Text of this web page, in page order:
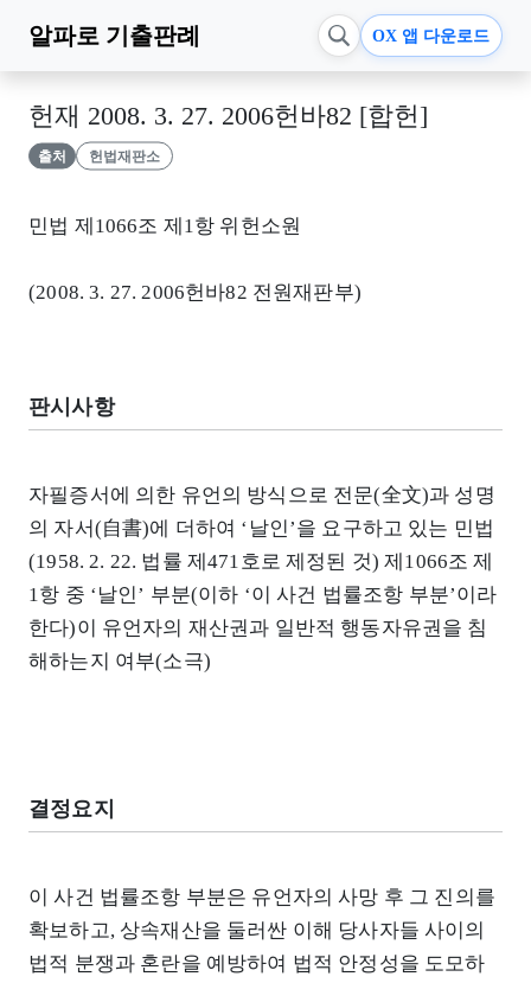
알파로 기출판례 OX 앱 다운로드
헌재 2008. 3. 27. 2006헌바82 [합헌]
출처 헌법재판소
민법 제1066조 제1항 위헌소원
(2008. 3. 27. 2006헌바82 전원재판부)
판시사항
자필증서에 의한 유언의 방식으로 전문(全文)과 성명
의 자서(自書)에 더하여 ‘날인’을 요구하고 있는 민법
(1958. 2. 22. 법률 제471호로 제정된 것) 제1066조 제
1항 중 ‘날인’ 부분(이하 ‘이 사건 법률조항 부분’이라
한다)이 유언자의 재산권과 일반적 행동자유권을 침
해하는지 여부(소극)
결정요지
이 사건 법률조항 부분은 유언자의 사망 후 그 진의를
확보하고, 상속재산을 둘러싼 이해 당사자들 사이의
법적 분쟁과 혼란을 예방하여 법적 안정성을 도모하